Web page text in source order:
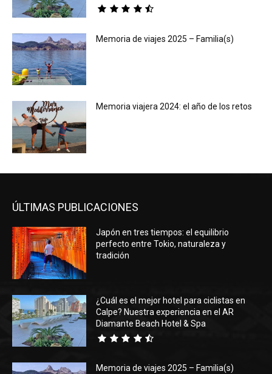
Memoria de viajes 2025 – Familia(s)
Memoria viajera 2024: el año de los retos
ÚLTIMAS PUBLICACIONES
Japón en tres tiempos: el equilibrio
perfecto entre Tokio, naturaleza y
tradición
¿Cuál es el mejor hotel para ciclistas en
Calpe? Nuestra experiencia en el AR
Diamante Beach Hotel & Spa
Memoria de viajes 2025 – Familia(s)